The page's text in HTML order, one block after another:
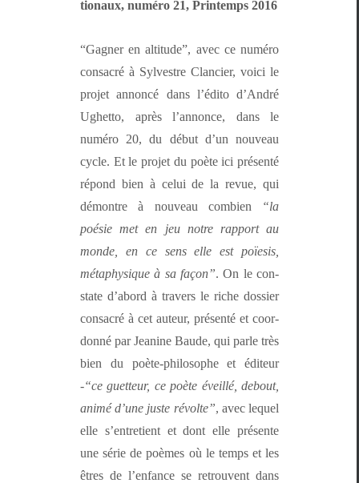
tionaux, numéro 21, Print­emps 2016
“Gag­n­er en alti­tude”, avec ce numéro
con­sacré à Sylvestre Clanci­er, voici le
pro­jet annon­cé dans l’édi­to d’An­dré
Ughet­to, après l’an­nonce, dans le
numéro 20, du début d’un nou­veau
cycle. Et le pro­jet du poète ici présen­té
répond bien à celui de la revue, qui
démon­tre à nou­veau com­bi­en
“la
poésie met en jeu notre rap­port au
monde, en ce sens elle est poïe­sis,
méta­physique à sa façon”. On le con­
state d’abord à tra­vers le riche dossier
con­sacré à cet auteur, présen­té et coor­
don­né par Jea­nine Baude, qui par­le très
bien du poète-philosophe et édi­teur
-“ce guet­teur, ce poète éveil­lé, debout,
ani­mé d’une juste révolte”, avec lequel
elle s’en­tre­tient et dont elle présente
une série de poèmes où le temps et les
êtres de l’en­fance se retrou­vent dans